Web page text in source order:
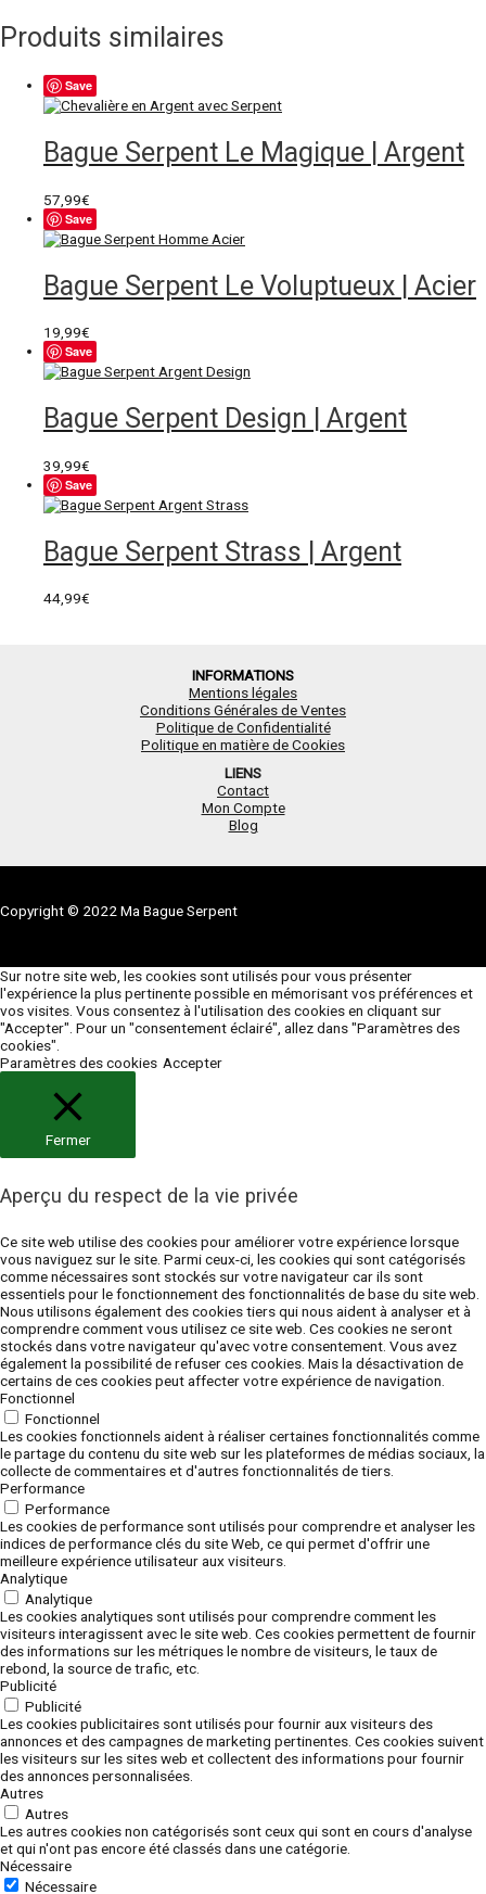
Produits similaires
Save
Bague Serpent Le Magique | Argent
57,99€
Save
Bague Serpent Le Voluptueux | Acier
19,99€
Save
Bague Serpent Design | Argent
39,99€
Save
Bague Serpent Strass | Argent
44,99€
INFORMATIONS
Mentions légales
Conditions Générales de Ventes
Politique de Confidentialité
Politique en matière de Cookies
LIENS
Contact
Mon Compte
Blog
Copyright © 2022 Ma Bague Serpent
Sur notre site web, les cookies sont utilisés pour vous présenter
l'expérience la plus pertinente possible en mémorisant vos préférences et
vos visites. Vous consentez à l'utilisation des cookies en cliquant sur
"Accepter". Pour un "consentement éclairé", allez dans "Paramètres des
cookies".
Paramètres des cookies Accepter
Fermer
Aperçu du respect de la vie privée
Ce site web utilise des cookies pour améliorer votre expérience lorsque
vous naviguez sur le site. Parmi ceux-ci, les cookies qui sont catégorisés
comme nécessaires sont stockés sur votre navigateur car ils sont
essentiels pour le fonctionnement des fonctionnalités de base du site web.
Nous utilisons également des cookies tiers qui nous aident à analyser et à
comprendre comment vous utilisez ce site web. Ces cookies ne seront
stockés dans votre navigateur qu'avec votre consentement. Vous avez
également la possibilité de refuser ces cookies. Mais la désactivation de
certains de ces cookies peut affecter votre expérience de navigation.
Fonctionnel
Fonctionnel
Les cookies fonctionnels aident à réaliser certaines fonctionnalités comme
le partage du contenu du site web sur les plateformes de médias sociaux, la
collecte de commentaires et d'autres fonctionnalités de tiers.
Performance
Performance
Les cookies de performance sont utilisés pour comprendre et analyser les
indices de performance clés du site Web, ce qui permet d'offrir une
meilleure expérience utilisateur aux visiteurs.
Analytique
Analytique
Les cookies analytiques sont utilisés pour comprendre comment les
visiteurs interagissent avec le site web. Ces cookies permettent de fournir
des informations sur les métriques le nombre de visiteurs, le taux de
rebond, la source de trafic, etc.
Publicité
Publicité
Les cookies publicitaires sont utilisés pour fournir aux visiteurs des
annonces et des campagnes de marketing pertinentes. Ces cookies suivent
les visiteurs sur les sites web et collectent des informations pour fournir
des annonces personnalisées.
Autres
Autres
Les autres cookies non catégorisés sont ceux qui sont en cours d'analyse
et qui n'ont pas encore été classés dans une catégorie.
Nécessaire
Nécessaire